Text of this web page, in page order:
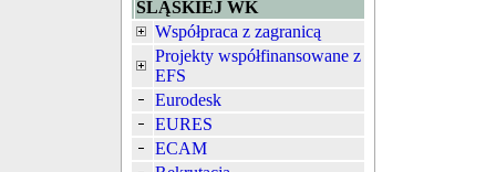
ŚLĄSKIEJ WK
Współpraca z zagranicą
Projekty współfinansowane z
EFS
Eurodesk
EURES
ECAM